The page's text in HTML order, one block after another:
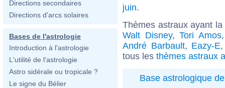
Directions secondaires
Directions d'arcs solaires
Bases de l'astrologie
Introduction à l'astrologie
L'utilité de l'astrologie
Astro sidérale ou tropicale ?
Le signe du Bélier
juin.
Thèmes astraux ayant
Walt Disney,Tori Amos
André Barbault, Eazy-E
tous les thèmes astraux
Base astrologique